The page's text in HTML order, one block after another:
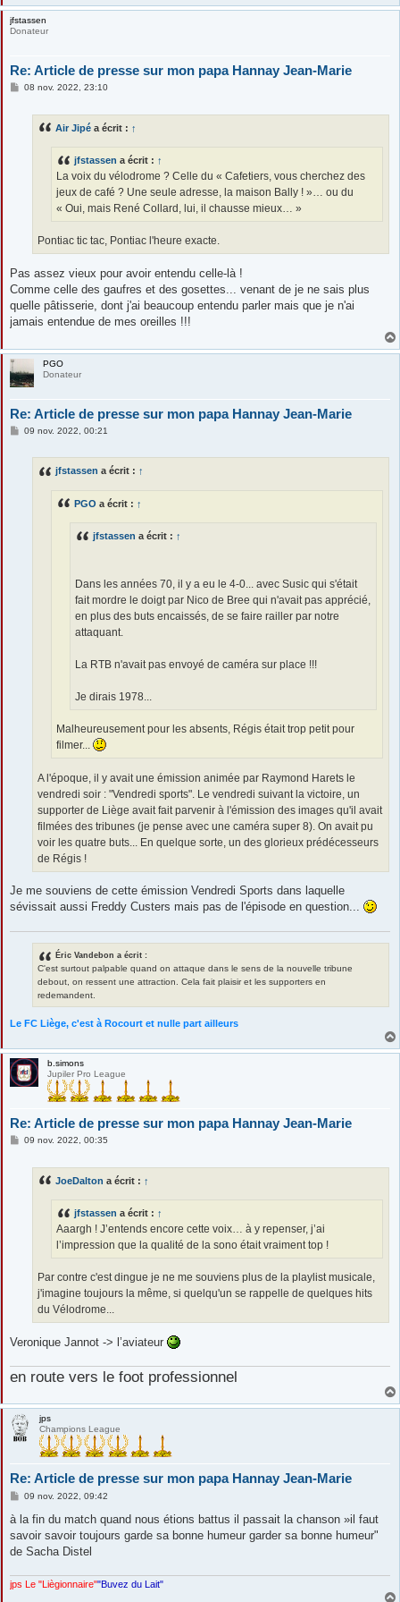
jfstassen
Donateur
Re: Article de presse sur mon papa Hannay Jean-Marie
M08 nov. 2022, 23:10
Air Jipé a écrit : ↑
jfstassen a écrit : ↑
La voix du vélodrome ? Celle du « Cafetiers, vous cherchez des
jeux de café ? Une seule adresse, la maison Bally ! »… ou du
« Oui, mais René Collard, lui, il chausse mieux… »
Pontiac tic tac, Pontiac l'heure exacte.
Pas assez vieux pour avoir entendu celle-là !
Comme celle des gaufres et des gosettes... venant de je ne sais plus
quelle pâtisserie, dont j'ai beaucoup entendu parler mais que je n'ai
jamais entendue de mes oreilles !!!
PGO
Donateur
Re: Article de presse sur mon papa Hannay Jean-Marie
M09 nov. 2022, 00:21
jfstassen a écrit : ↑
PGO a écrit : ↑
jfstassen a écrit : ↑
Dans les années 70, il y a eu le 4-0... avec Susic qui s'était
fait mordre le doigt par Nico de Bree qui n'avait pas apprécié,
en plus des buts encaissés, de se faire railler par notre
attaquant.
La RTB n'avait pas envoyé de caméra sur place !!!
Je dirais 1978...
Malheureusement pour les absents, Régis était trop petit pour
filmer...
A l'époque, il y avait une émission animée par Raymond Harets le
vendredi soir : "Vendredi sports". Le vendredi suivant la victoire, un
supporter de Liège avait fait parvenir à l'émission des images qu'il avait
filmées des tribunes (je pense avec une caméra super 8). On avait pu
voir les quatre buts... En quelque sorte, un des glorieux prédécesseurs
de Régis !
Je me souviens de cette émission Vendredi Sports dans laquelle
sévissait aussi Freddy Custers mais pas de l'épisode en question...
Éric Vandebon a écrit :
C'est surtout palpable quand on attaque dans le sens de la nouvelle tribune
debout, on ressent une attraction. Cela fait plaisir et les supporters en
redemandent.
Le FC Liège, c'est à Rocourt et nulle part ailleurs
b.simons
Jupiler Pro League
Re: Article de presse sur mon papa Hannay Jean-Marie
M09 nov. 2022, 00:35
JoeDalton a écrit : ↑
jfstassen a écrit : ↑
Aaargh ! J’entends encore cette voix… à y repenser, j’ai
l’impression que la qualité de la sono était vraiment top !
Par contre c'est dingue je ne me souviens plus de la playlist musicale,
j'imagine toujours la même, si quelqu'un se rappelle de quelques hits
du Vélodrome...
Veronique Jannot -> l’aviateur
en route vers le foot professionnel
jps
Champions League
Re: Article de presse sur mon papa Hannay Jean-Marie
M
s
a
g
09 nov. 2022, 09:42
à la fin du match quand nous étions battus il passait la chanson »il faut
savoir savoir toujours garde sa bonne humeur garder sa bonne humeur"
de Sacha Distel
jps Le "Liègionnaire""Buvez du Lait"